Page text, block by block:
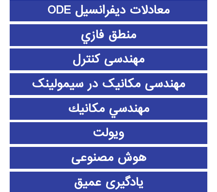
معادلات دیفرانسیل ODE
منطق فازي
مهندسی کنترل
مهندسی مکانیک در سیمولینک
مهندسي مكانيك
ویولت
هوش مصنوعی
یادگیری عمیق